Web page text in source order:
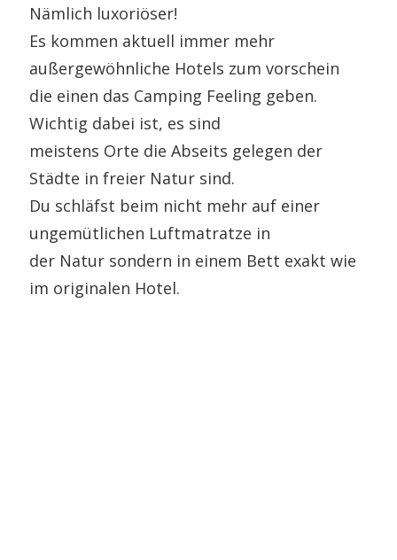
Nämlich luxoriöser!
Es kommen aktuell immer mehr
außergewöhnliche Hotels zum vorschein
die einen das Camping Feeling geben.
Wichtig dabei ist, es sind
meistens Orte die Abseits gelegen der
Städte in freier Natur sind.
Du schläfst beim nicht mehr auf einer
ungemütlichen Luftmatratze in
der Natur sondern in einem Bett exakt wie
im originalen Hotel.